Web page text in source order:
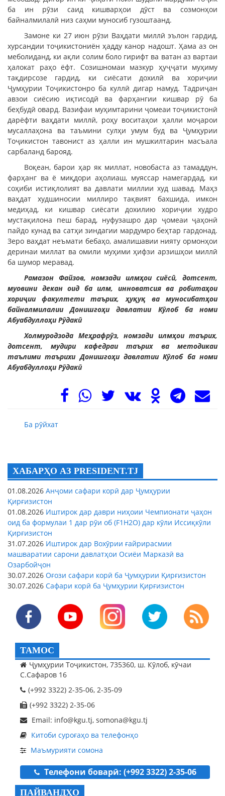
ба ин рӯзи саид кишварҳои дӯст ва созмонҳои
байналмилалӣ низ саҳми муносиб гузоштаанд.
Замоне ки 27 июн рӯзи Ваҳдати миллӣ эълон гардид,
хурсандии тоҷикистониён ҳадду канор надошт. Ҳама аз он
меболиданд, ки ақли солим боло гирифт ва ватан аз вартаи
ҳалокат раҳо ёфт. Созишномаи мазкур ҳуҷҷати муҳиму
тақдирсозе гардид, ки сиёсати дохилӣ ва хориҷии
Ҷумҳурии Тоҷикистонро ба куллӣ дигар намуд. Тадриҷан
авзои сиёсию иқтисодӣ ва фарҳангии кишвар рӯ ба
беҳбудӣ овард. Вазифаи муҳимтарини ҷомеаи тоҷикистонӣ
дарёфти ваҳдати миллӣ, роҳу воситаҳои ҳалли моҷарои
мусаллаҳона ва таъмини сулҳи умум буд ва Ҷумҳурии
Тоҷикистон тавонист аз ҳалли ин мушкилтарин масъала
сарбаланд барояд.
Воқеан, барои ҳар як миллат, новобаста аз тамаддун,
фарҳанг ва ё миқдори аҳолиаш, муяссар намегардад, ки
соҳиби истиқлолият ва давлати миллии худ шавад. Маҳз
ваҳдат худшиносии миллиро тақвият бахшида, имкон
медиҳад, ки кишвар сиёсати дохилию хориҷии худро
мустақилона пеш барад, нуфузашро дар ҷомеаи ҷаҳонӣ
пайдо кунад ва сатҳи зиндагии мардумро беҳтар гардонад.
Зеро ваҳдат неъмати бебаҳо, амалишавии нияту ормонҳои
деринаи миллат ва омили муҳими ҳифзи арзишҳои миллӣ
ба шумор меравад.
Рамазон Файзов, номзади илмҳои сиёсӣ, дотсент,
муовини декан оид ба илм, инноватсия ва робитаҳои
хориҷии факултети таърих, ҳуқуқ ва муносибатҳои
байналмилалии Донишгоҳи давлатии Кӯлоб ба номи
Абуабдуллоҳи Рӯдакӣ
Холмуродзода Меҳрафрӯз, номзади илмҳои таърих,
дотсент, мудири кафедраи таърих ва методикаи
таълими таърихи Донишгоҳи давлатии Кӯлоб ба номи
Абуабдуллоҳи Рӯдакӣ
Ба рӯйхат
ХАБАРҲО АЗ PRESIDENT.TJ
01.08.2026 Анҷоми сафари корӣ дар Ҷумҳурии
Қирғизистон
01.08.2026 Иштирок дар даври ниҳоии Чемпионати ҷаҳон
оид ба формулаи 1 дар рӯи об (F1H2O) дар кӯли Иссиқкӯли
Қирғизистон
31.07.2026 Иштирок дар Вохӯрии ғайрирасмии
машваратии сарони давлатҳои Осиёи Марказӣ ва
Озарбойҷон
30.07.2026 Оғози сафари корӣ ба Ҷумҳурии Қирғизистон
30.07.2026 Сафари корӣ ба Ҷумҳурии Қирғизистон
ТАМОС
Ҷумҳурии Тоҷикистон, 735360, ш. Кӯлоб, кӯчаи
С.Сафаров 16
(+992 3322) 2-35-06, 2-35-09
(+992 3322) 2-35-06
Email: info@kgu.tj, somona@kgu.tj
Китоби суроғаҳо ва телефонҳо
Маъмурияти сомона
Телефони боварӣ: (+992 3322) 2-35-06
ПАЙВАНДҲО